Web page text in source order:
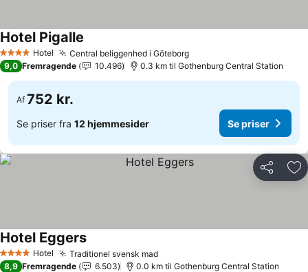
4 StjernerHotel Central beliggenhed i Göteborg
Hotel Pigalle
9,0 Fremragende 10.496 0.3 km til Gothenburg Central Station
Af 752 kr.
Se priser fra 12 hjemmesider Se priser
Del
4 StjernerHotel Traditionel svensk mad
Hotel Eggers
8,9 Fremragende 6.503 0.0 km til Gothenburg Central Station